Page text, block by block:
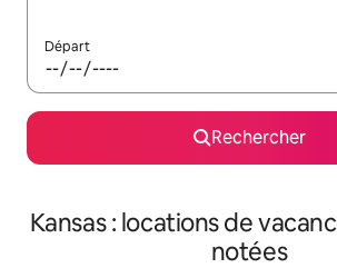
Départ
Rechercher
Kansas : locations de
notées